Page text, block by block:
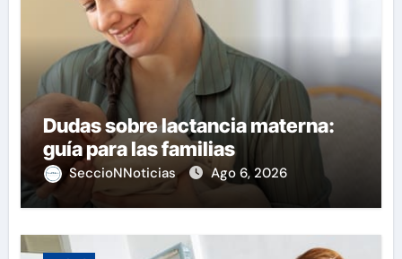
Dudas sobre lactancia materna:
guía para las familias
SeccioNNoticias Ago 6, 2026